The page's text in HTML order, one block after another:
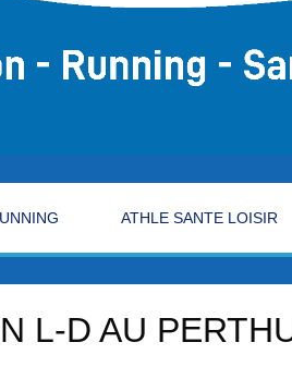
ATHLE SANTE LOISIR
L-D AU